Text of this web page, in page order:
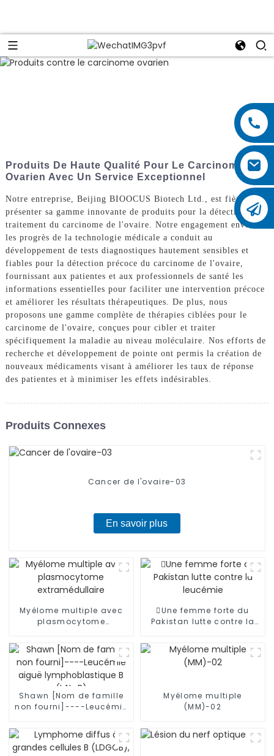
Produits De Haute Qualité Pour Le Carcinome
Ovarien Avec Un Service Exceptionnel
Notre entreprise, Beijing BIOOCUS Biotech Ltd., est fière de
présenter sa gamme innovante de produits pour la détection et le
traitement du carcinome de l'ovaire. Notre engagement envers
les progrès de la technologie médicale a conduit au
développement de tests diagnostiques hautement sensibles et
fiables pour la détection précoce du carcinome de l'ovaire,
fournissant aux patientes et aux professionnels de santé les
informations essentielles pour faciliter une intervention précoce
et améliorer les résultats thérapeutiques. De plus, nous
proposons une gamme complète de thérapies ciblées pour le
carcinome de l'ovaire, conçues pour cibler et traiter
spécifiquement la maladie au niveau moléculaire. Nos efforts de
recherche et développement de pointe ont permis la création de
nouveaux médicaments visant à améliorer les taux de réponse
des patientes et à minimiser les effets indésirables.
Produits Connexes
Cancer de l'ovaire-03
En savoir plus
Myélome multiple avec
plasmocytome
Une femme forte du
Pakistan lutte contre la
Shawn [Nom de famille
non fourni]----Leucémie
(LAL-B)
Myélome multiple
(MM)-02